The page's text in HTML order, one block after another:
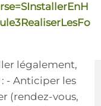
légalement,
- Anticiper les
(rendez-vous,